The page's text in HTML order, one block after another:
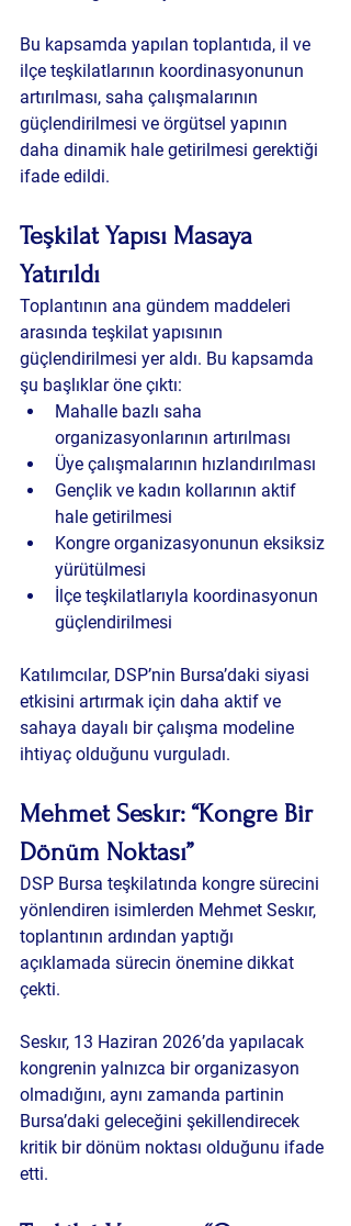
Bu kapsamda yapılan toplantıda, il ve
ilçe teşkilatlarının koordinasyonunun
artırılması, saha çalışmalarının
güçlendirilmesi ve örgütsel yapının
daha dinamik hale getirilmesi gerektiği
ifade edildi.
Teşkilat Yapısı Masaya
Yatırıldı
Toplantının ana gündem maddeleri
arasında teşkilat yapısının
güçlendirilmesi yer aldı. Bu kapsamda
şu başlıklar öne çıktı:
Mahalle bazlı saha
organizasyonlarının artırılması
Üye çalışmalarının hızlandırılması
Gençlik ve kadın kollarının aktif
hale getirilmesi
Kongre organizasyonunun eksiksiz
yürütülmesi
İlçe teşkilatlarıyla koordinasyonun
güçlendirilmesi
Katılımcılar, DSP’nin Bursa’daki siyasi
etkisini artırmak için daha aktif ve
sahaya dayalı bir çalışma modeline
ihtiyaç olduğunu vurguladı.
Mehmet Seskır: “Kongre Bir
Dönüm Noktası”
DSP Bursa teşkilatında kongre sürecini
yönlendiren isimlerden Mehmet Seskır,
toplantının ardından yaptığı
açıklamada sürecin önemine dikkat
çekti.
Seskır, 13 Haziran 2026’da yapılacak
kongrenin yalnızca bir organizasyon
olmadığını, aynı zamanda partinin
Bursa’daki geleceğini şekillendirecek
kritik bir dönüm noktası olduğunu ifade
etti.